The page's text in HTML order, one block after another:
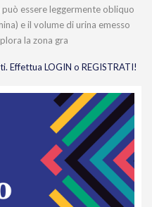
essere leggermente obliquo
e il volume di urina emesso
la zona gra
Effettua LOGIN o REGISTRATI!